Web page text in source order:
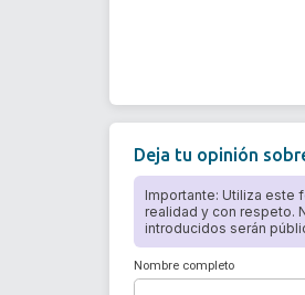
Deja tu opinión
Importante: Utiliza este
realidad y con respeto.
introducidos serán
Nombre completo